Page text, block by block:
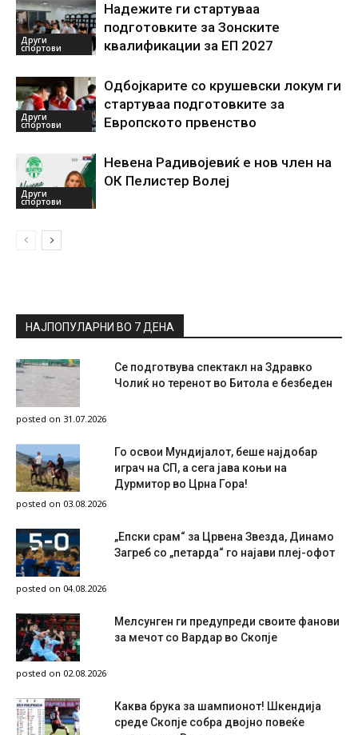
Други
спортови
Надежите ги стартуваа
подготовките за Зонските
квалификации за ЕП 2027
Други
спортови
Одбојкарите со крушевски локум ги
стартуваа подготовките за
Европското првенство
Други
спортови
Невена Радивојевиќ е нов член на
ОК Пелистер Волеј
НАЈПОПУЛАРНИ ВО 7 ДЕНА
Се подготвува спектакл на Здравко
Чолиќ но теренот во Битола е безбеден
posted on 31.07.2026
Го освои Мундијалот, беше најдобар
играч на СП, а сега јава коњи на
Дурмитор во Црна Гора!
posted on 03.08.2026
„Епски срам“ за Црвена Звезда, Динамо
Загреб со „петарда“ го најави плеј-офот
posted on 04.08.2026
Мелсунген ги предупреди своите фанови
за мечот со Вардар во Скопје
posted on 02.08.2026
Каква брука за шампионот! Шкендија
среде Скопје собра двојно повеќе